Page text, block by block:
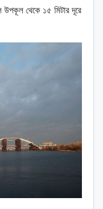
উপকূল থেকে ১৫ মিটার দূরে